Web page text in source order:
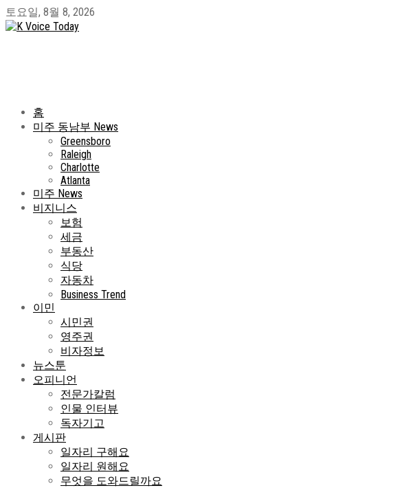
토요일, 8월 8, 2026
홈
미주 동남부 News
Greensboro
Raleigh
Charlotte
Atlanta
미주 News
비지니스
보험
세금
부동산
식당
자동차
Business Trend
이민
시민권
영주권
비자정보
뉴스툰
오피니언
전문가칼럼
인물 인터뷰
독자기고
게시판
일자리 구해요
일자리 원해요
무엇을 도와드릴까요